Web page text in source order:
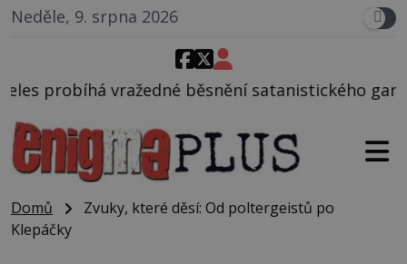
Neděle, 9. srpna 2026
běsnění satanistického gangu vedeného
Domů
Zvuky, které děsí: Od poltergeistů po
Klepáčky